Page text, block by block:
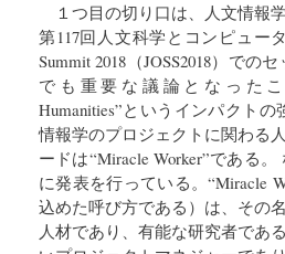
１つ目の切り口は、人文情報
第117回人文科学とコンピュー
Summit 2018（JOSS2018）で
でも重要な議論となったこ
Humanities”というインパクト
情報学のプロジェクトに関わる
ードは“Miracle Worker”である
に発表を行っている。“Miracle
込めた呼び方である）は、その
人材であり、有能な研究者であ